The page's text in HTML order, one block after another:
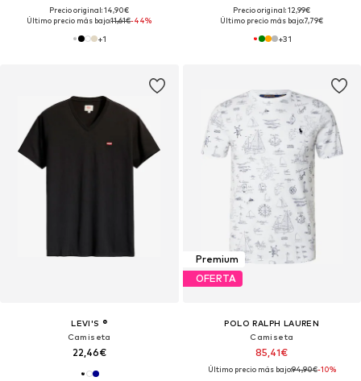
Precio original: 14,90€
Último precio más bajo:11,61€-44%
+1
Precio original: 12,99€
Último precio más bajo:7,79€
+31
LEVI'S ®
Camiseta
22,46€
Premium
OFERTA
POLO RALPH LAUREN
Camiseta
85,41€
Último precio más bajo:94,90€-10%